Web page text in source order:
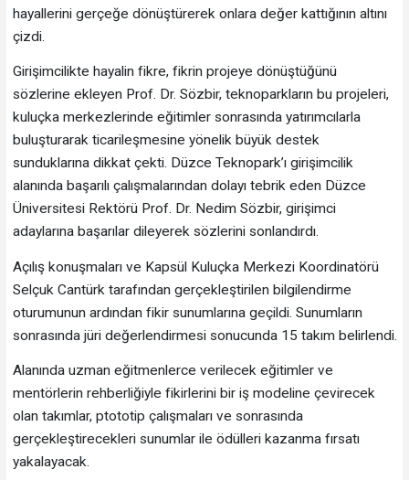
hayallerini gerçeğe dönüştürerek onlara değer kattığının altını
çizdi.
Girişimcilikte hayalin fikre, fikrin projeye dönüştüğünü
sözlerine ekleyen Prof. Dr. Sözbir, teknoparkların bu projeleri,
kuluçka merkezlerinde eğitimler sonrasında yatırımcılarla
buluşturarak ticarileşmesine yönelik büyük destek
sunduklarına dikkat çekti. Düzce Teknopark’ı girişimcilik
alanında başarılı çalışmalarından dolayı tebrik eden Düzce
Üniversitesi Rektörü Prof. Dr. Nedim Sözbir, girişimci
adaylarına başarılar dileyerek sözlerini sonlandırdı.
Açılış konuşmaları ve Kapsül Kuluçka Merkezi Koordinatörü
Selçuk Cantürk tarafından gerçekleştirilen bilgilendirme
oturumunun ardından fikir sunumlarına geçildi. Sunumların
sonrasında jüri değerlendirmesi sonucunda 15 takım belirlendi.
Alanında uzman eğitmenlerce verilecek eğitimler ve
mentörlerin rehberliğiyle fikirlerini bir iş modeline çevirecek
olan takımlar, ptototip çalışmaları ve sonrasında
gerçekleştirecekleri sunumlar ile ödülleri kazanma fırsatı
yakalayacak.